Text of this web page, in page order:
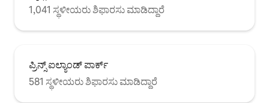
1,041 ಸ್ಥಳೀಯರು ಶಿಫಾರಸು ಮಾಡಿದ್ದಾರೆ
ಪ್ರಿನ್ಸ್ ಐಲ್ಯಾಂಡ್ ಪಾರ್ಕ್
581 ಸ್ಥಳೀಯರು ಶಿಫಾರಸು ಮಾಡಿದ್ದಾರೆ